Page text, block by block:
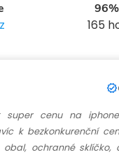
165
super cenu na
k bezkonkurenční
ochranné sklíčko,